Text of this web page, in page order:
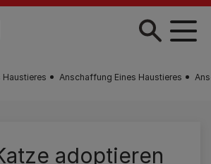
Haustieres Anschaffung Eines Haustieres
adoptieren